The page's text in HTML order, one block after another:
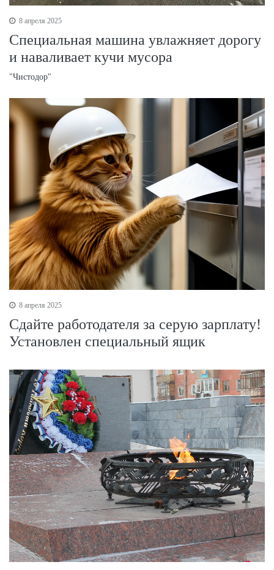
8 апреля 2025
Специальная машина увлажняет дорогу
и наваливает кучи мусора
"Чистодор"
8 апреля 2025
Сдайте работодателя за серую зарплату!
Установлен специальный ящик